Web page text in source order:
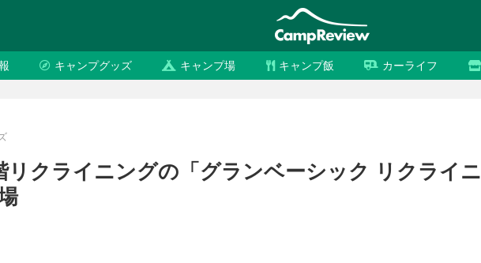
キャンプグッズ キャンプ場 キャンプ飯 カーライフ
リクライニングの「グランベーシック リクライニ